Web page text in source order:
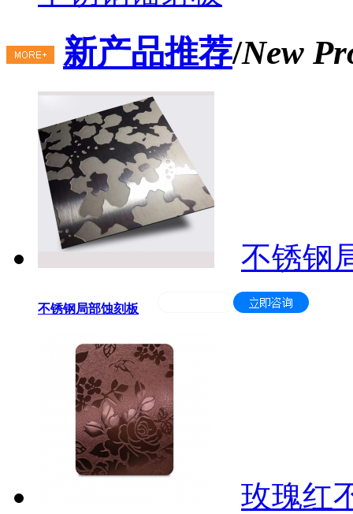
新产品推荐/New
不锈钢
不锈钢局部蚀刻板
玫瑰红